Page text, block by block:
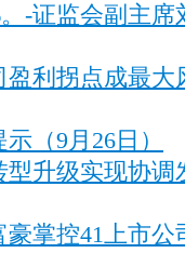
。-证监会副主席
利拐点成最大
（9月26日）
升级实现协调
掌控41上市公